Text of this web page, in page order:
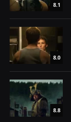
8.1
8.0
8.8